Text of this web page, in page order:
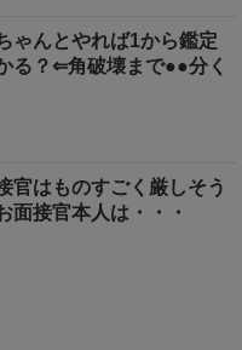
ゃんとやれば1から鑑定
る？⇐角破壊まで●●分く
官はものすごく厳しそう
接官本人は・・・